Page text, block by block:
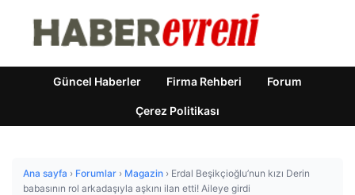
Güncel Haberler Firma Rehberi Forum
Çerez Politikası
Ana sayfa › Forumlar › Magazin › Erdal Beşikçioğlu’nun kızı Derin
babasının rol arkadaşıyla aşkını ilan etti! Aileye girdi